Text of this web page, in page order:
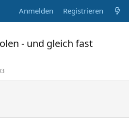
Anmelden Registrieren
- und gleich fast